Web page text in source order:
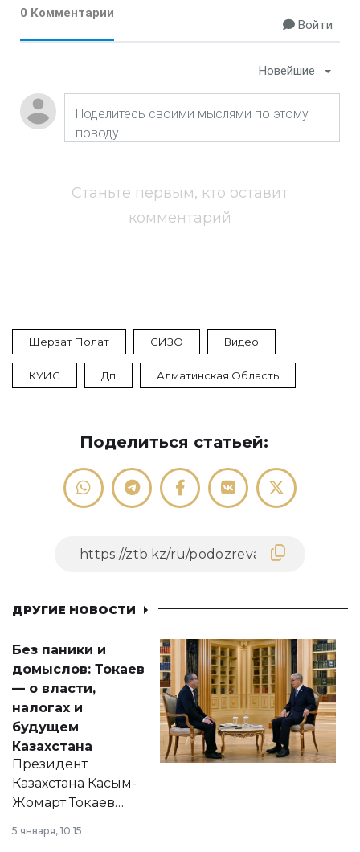
0 Комментарии
Войти
Новейшие
Станьте первым, кто оставит
комментарий
Шерзат Полат СИЗО Видео
КУИС Дп Алматинская Область
Поделиться статьей:
ДРУГИЕ НОВОСТИ
Без паники и
домыслов: Токаев
— о власти,
налогах и
будущем
Казахстана
Президент
Казахстана Касым-
Жомарт Токаев
сразу несколько
5 января, 10:15